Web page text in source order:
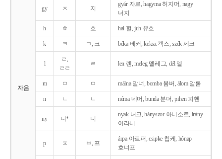
자음
gy ㅈ 지
gyár 자르, hagyma 허지머, nagy
너지
h ㅎ 흐 hal 헐, juh 유흐
k ㅋ ㄱ, 크 béka 베커, keksz 켁스, szék 세크
l
ㄹ,
ㄹㄹ
ㄹ len 렌, meleg 멜레그, dél 델
m ㅁ ㅁ málna 말너, bomba 봄버, álom 알롬
n ㄴ ㄴ néma 네머, bunda 분더, pihen 피헨
ny 니* 니
nyak 녀크, hányszor 하니소르, irány
이라니
p ㅍ ㅂ, 프
árpa 아르퍼, csipke 칩케, hónap
호너프